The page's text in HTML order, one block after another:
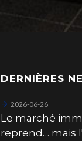
DERNIÈRES
2026-06-26
Le marché
reprend… mais